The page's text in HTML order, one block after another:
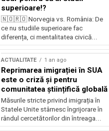
superioare!?
🇳🇴🇷🇴 Norvegia vs. România: De
ce nu studiile superioare fac
diferența, ci mentalitatea civică...
ACTUALITATE 1 an ago
Reprimarea imigrației în SUA
este o criză și pentru
comunitatea științifică globală
Măsurile stricte privind imigrația în
Statele Unite stârnesc îngrijorare în
rândul cercetătorilor din întreaga...